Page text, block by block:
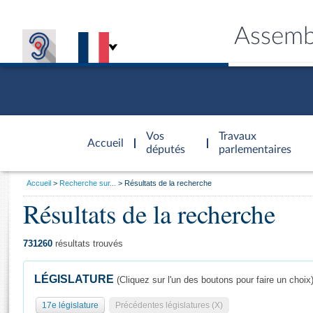
Accueil
d'accueil
Vos
députés
Travaux
parlementaires
Général
Vous
Accueil Recherche sur... Résultats de la recherche
Résultats de la recherche
731260 résultats trouvés
LÉGISLATURE (Cliquez sur l'un des boutons pour faire un choix)
17e législature Précédentes législatures (X)